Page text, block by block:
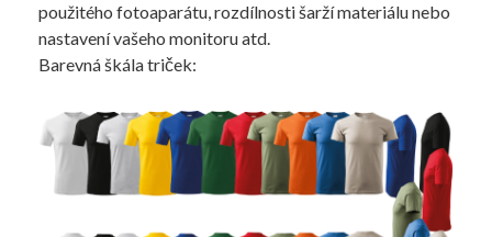
použitého fotoaparátu, rozdílnosti šarží materiálu nebo
nastavení vašeho monitoru atd.
Barevná škála triček: